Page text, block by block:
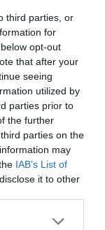
third parties, or
for
opt-out
that after your
seeing
utilized by
parties prior to
the further
parties on the
may
IAB’s List of
it to other
more Google
δέκατη
ότι
οι εξαγωγές
στην 14η
ένατη που
ΠΣΕ
τονίζει